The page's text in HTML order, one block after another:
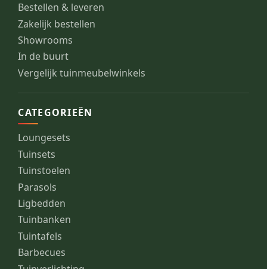
Bestellen & leveren
Zakelijk bestellen
Showrooms
In de buurt
Vergelijk tuinmeubelwinkels
CATEGORIEËN
Loungesets
Tuinsets
Tuinstoelen
Parasols
Ligbedden
Tuinbanken
Tuintafels
Barbecues